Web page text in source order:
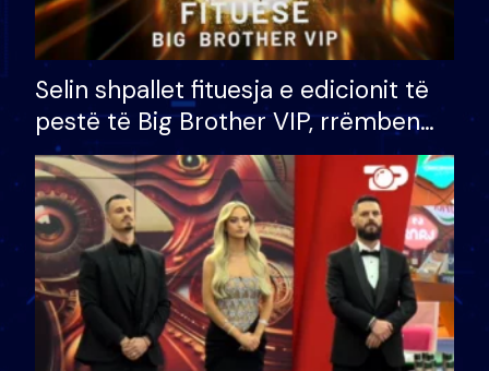
Selin shpallet fituesja e edicionit të
pestë të Big Brother VIP, rrëmben
çmimin e madh prej 100 mijë eurosh